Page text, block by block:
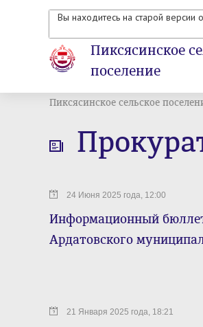
Вы находитесь на старой версии
Пиксясинское
поселение
Пиксясинское сельское
24 Июня 2025 года, 12:00
Информационный
Ардатовского
21 Января 2025 года, 18:21